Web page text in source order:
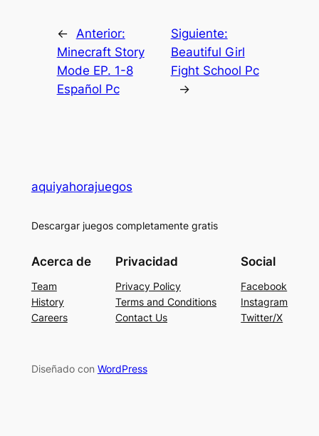
← Anterior:
Minecraft Story
Mode EP. 1-8
Español Pc
Siguiente:
Beautiful Girl
Fight School Pc
→
aquiyahorajuegos
Descargar juegos completamente gratis
Acerca de
Team
History
Careers
Privacidad
Privacy Policy
Terms and Conditions
Contact Us
Social
Facebook
Instagram
Twitter/X
Diseñado con WordPress